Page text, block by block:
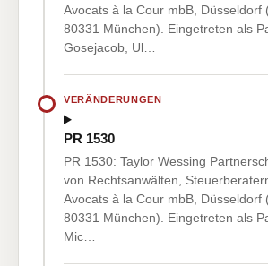
Avocats à la Cour mbB, Düsseldorf
80331 München). Eingetreten als
Gosejacob, Ul…
VERÄNDERUNGEN
PR 1530
PR 1530: Taylor Wessing
von Rechtsanwälten,
Avocats à la Cour mbB, Düsseldorf
80331 München). Eingetreten als
Mic…